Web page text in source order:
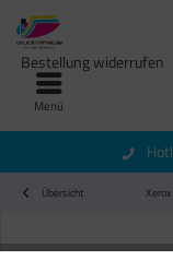
Menü
Bestellung widerrufen
Übersicht Xerox